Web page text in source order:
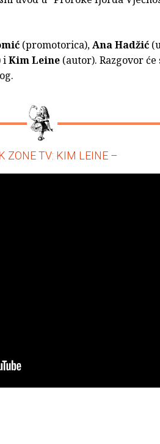
(promotorica),Ana Hadžić
iKim Leine (autor). Razgovor će
ZONE TV: KIM LEINE –